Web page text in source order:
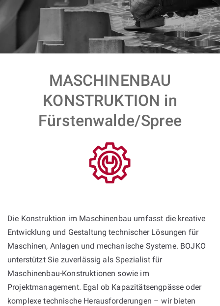
MASCHINENBAU
KONSTRUKTION in
Fürstenwalde/Spree
Die Konstruktion im Maschinenbau umfasst die kreative
Entwicklung und Gestaltung technischer Lösungen für
Maschinen, Anlagen und mechanische Systeme. BOJKO
unterstützt Sie zuverlässig als Spezialist für
Maschinenbau-Konstruktionen sowie im
Projektmanagement. Egal ob Kapazitätsengpässe oder
komplexe technische Herausforderungen – wir bieten